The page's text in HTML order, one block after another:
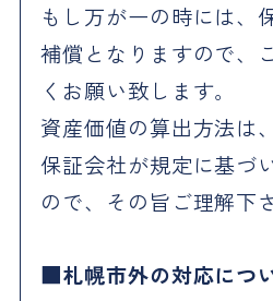
もし万が一の時には、
補償となりますので、
くお願い致します。
資産価値の算出方法は
保証会社が規定に基づ
ので、その旨ご理解下
札幌市外の対応につ